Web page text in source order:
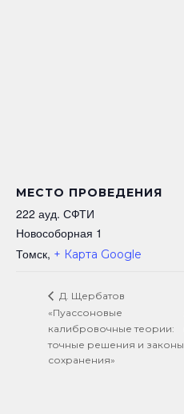
МЕСТО ПРОВЕДЕНИЯ
222 ауд. СФТИ
Новособорная 1
Томск, + Карта Google
Д. Щербатов
«Пуассоновые
калибровочные теории:
точные решения и законы
сохранения»